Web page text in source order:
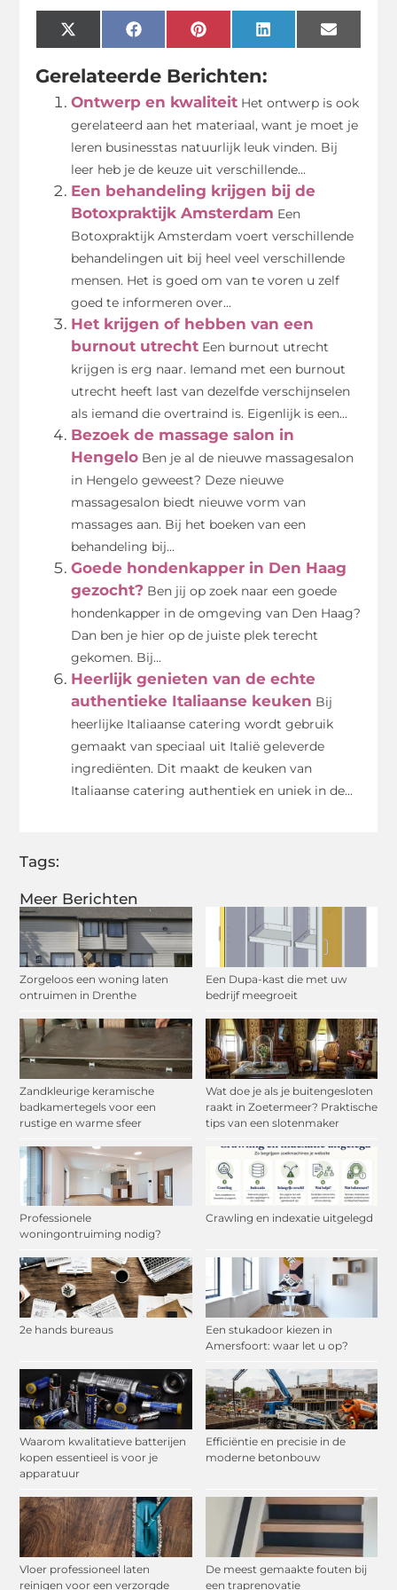
Meer Berichten
Zorgeloos een woning laten
ontruimen in Drenthe
Een Dupa-kast die met uw
bedrijf meegroeit
Zandkleurige keramische
badkamertegels voor een
rustige en warme sfeer
Wat doe je als je buitengesloten
raakt in Zoetermeer? Praktische
tips van een slotenmaker
Professionele
woningontruiming nodig?
Crawling en indexatie uitgelegd
2e hands bureaus
Een stukadoor kiezen in
Amersfoort: waar let u op?
Waarom kwalitatieve batterijen
kopen essentieel is voor je
apparatuur
Efficiëntie en precisie in de
moderne betonbouw
Vloer professioneel laten
reinigen voor een verzorgde
De meest gemaakte fouten bij
een traprenovatie
X
(Twitter)
FacebookPinterestLinkedInEmail
Gerelateerde Berichten:
Ontwerp en kwaliteit Het ontwerp is ook
gerelateerd aan het materiaal, want je moet je
leren businesstas natuurlijk leuk vinden. Bij
leer heb je de keuze uit verschillende...
Een behandeling krijgen bij de
Botoxpraktijk Amsterdam Een
Botoxpraktijk Amsterdam voert verschillende
behandelingen uit bij heel veel verschillende
mensen. Het is goed om van te voren u zelf
goed te informeren over...
Het krijgen of hebben van een
burnout utrecht Een burnout utrecht
krijgen is erg naar. Iemand met een burnout
utrecht heeft last van dezelfde verschijnselen
als iemand die overtraind is. Eigenlijk is een...
Bezoek de massage salon in
Hengelo Ben je al de nieuwe massagesalon
in Hengelo geweest? Deze nieuwe
massagesalon biedt nieuwe vorm van
massages aan. Bij het boeken van een
behandeling bij...
Goede hondenkapper in Den Haag
gezocht? Ben jij op zoek naar een goede
hondenkapper in de omgeving van Den Haag?
Dan ben je hier op de juiste plek terecht
gekomen. Bij...
Heerlijk genieten van de echte
authentieke Italiaanse keuken Bij
heerlijke Italiaanse catering wordt gebruik
gemaakt van speciaal uit Italië geleverde
ingrediënten. Dit maakt de keuken van
Italiaanse catering authentiek en uniek in de...
Tags: